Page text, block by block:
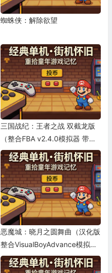
蜘蛛侠：解除欲望
三国战纪：王者之战 双截龙版
（整合FBA v2.4.0模拟器 带作
弊码）
恶魔城：晓月之圆舞曲（汉化版
整合VisualBoyAdvance模拟
器）